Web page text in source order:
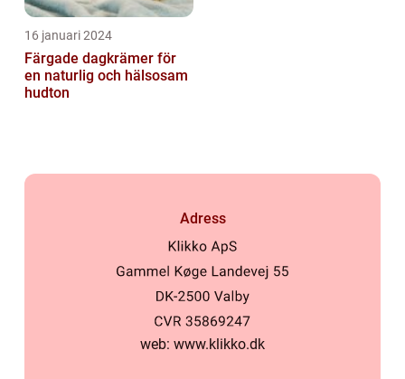
16 januari 2024
Färgade dagkrämer för
en naturlig och hälsosam
hudton
Adress
web: www.klikko.dk